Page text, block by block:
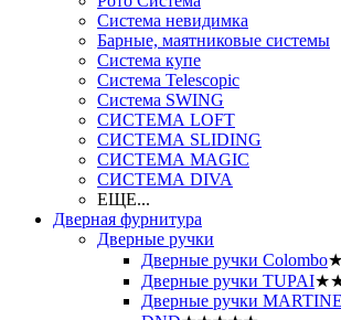
Система невидимка
Барные, маятниковые системы
Система купе
Система Telescopic
Система SWING
СИСТЕМА LOFT
СИСТЕМА SLIDING
СИСТЕМА MAGIC
СИСТЕМА DIVA
ЕЩЕ...
Дверная фурнитура
Дверные ручки
Дверные ручки Colombo
Дверные ручки TUPAI
Дверные ручки